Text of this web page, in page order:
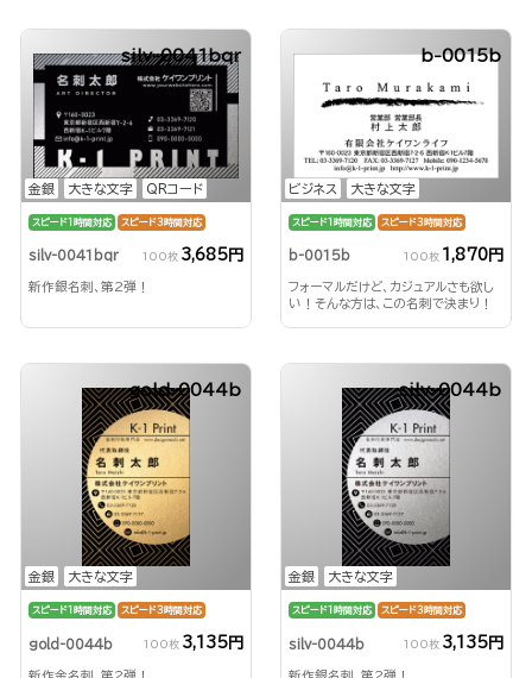
金銀 大きな文字 QRコード
silv-0041bqr
スピード1時間対応 スピード3時間対応
silv-0041bqr 100枚 3,685円
新作銀名刺、第2弾！
ビジネス 大きな文字
b-0015b
スピード1時間対応 スピード3時間対応
b-0015b 100枚 1,870円
フォーマルだけど、カジュアルさも欲し
い！そんな方は、この名刺で決まり！
金銀 大きな文字
gold-0044b
スピード1時間対応 スピード3時間対応
gold-0044b 100枚 3,135円
新作金名刺、第2弾！
金銀 大きな文字
silv-0044b
スピード1時間対応 スピード3時間対応
silv-0044b 100枚 3,135円
新作銀名刺、第2弾！